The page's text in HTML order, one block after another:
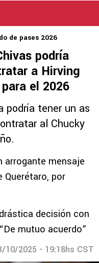
de pases 2026
podría
a Hirving
el 2026
podría tener un as
al Chucky
arrogante mensaje
Querétaro, por
decisión con
mutuo acuerdo”
10/2025 - 19:18hs CST